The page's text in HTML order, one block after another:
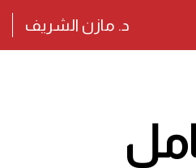
د. مازن الشريف